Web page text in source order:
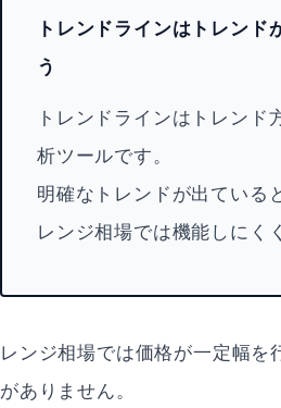
トレンドラインはトレンド
う
トレンドラインはトレンド
析ツールです。
明確なトレンドが出ている
レンジ相場では機能しにく
レンジ相場では価格が一定幅を
がありません。